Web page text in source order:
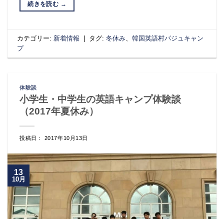
続きを読む →
カテゴリー: 新着情報 | タグ:冬休み 、韓国英語村パジュキャン
プ
体験談
小学生・中学生の英語キャンプ体験談
（2017年夏休み）
投稿日： 2017年10月13日
13
10月